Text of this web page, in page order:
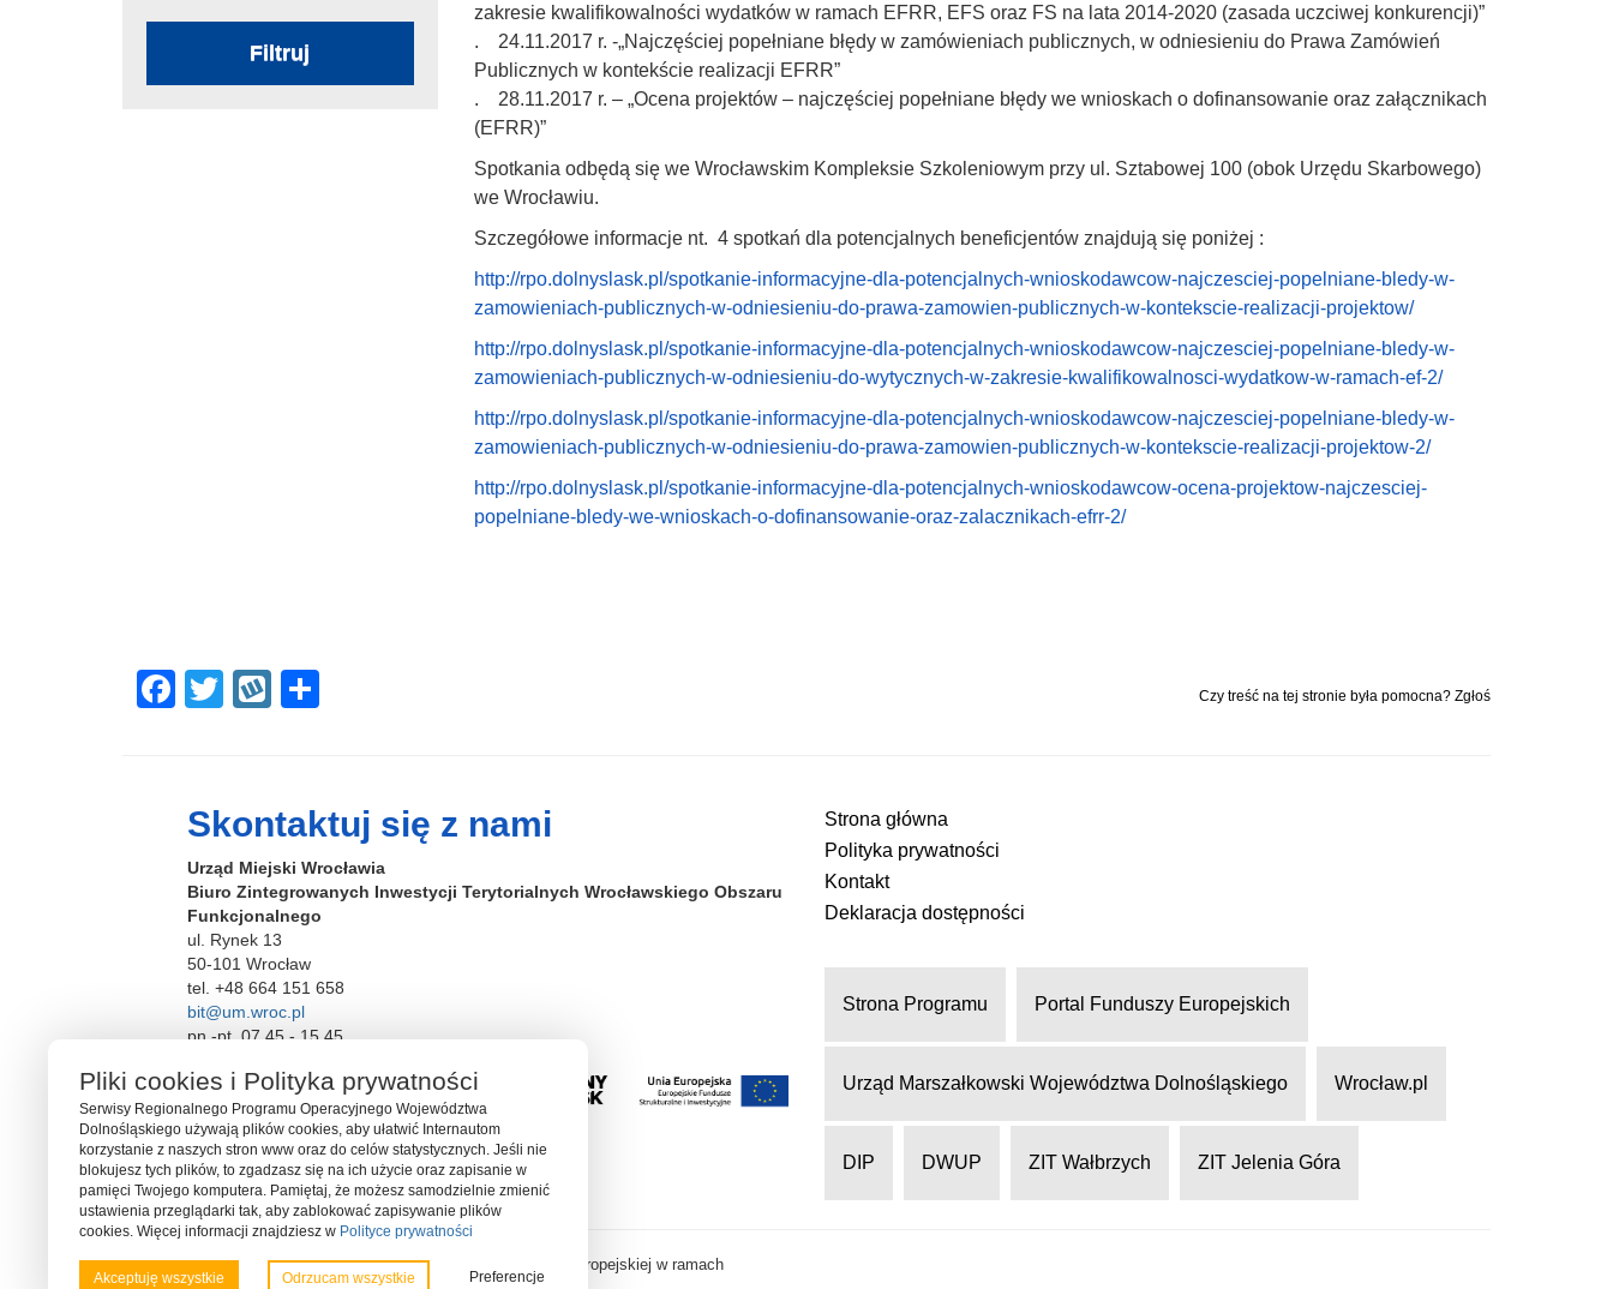
Filtruj
zakresie kwalifikowalności wydatków w ramach EFRR, EFS oraz FS na lata 2014-2020 (zasada uczciwej konkurencji)”
. 24.11.2017 r. -„Najczęściej popełniane błędy w zamówieniach publicznych, w odniesieniu do Prawa Zamówień
Publicznych w kontekście realizacji EFRR”
. 28.11.2017 r. – „Ocena projektów – najczęściej popełniane błędy we wnioskach o dofinansowanie oraz załącznikach
(EFRR)”
Spotkania odbędą się we Wrocławskim Kompleksie Szkoleniowym przy ul. Sztabowej 100 (obok Urzędu Skarbowego)
we Wrocławiu.
Szczegółowe informacje nt. 4 spotkań dla potencjalnych beneficjentów znajdują się poniżej :
http://rpo.dolnyslask.pl/spotkanie-informacyjne-dla-potencjalnych-wnioskodawcow-najczesciej-popelniane-bledy-w-
zamowieniach-publicznych-w-odniesieniu-do-prawa-zamowien-publicznych-w-kontekscie-realizacji-projektow/
http://rpo.dolnyslask.pl/spotkanie-informacyjne-dla-potencjalnych-wnioskodawcow-najczesciej-popelniane-bledy-w-
zamowieniach-publicznych-w-odniesieniu-do-wytycznych-w-zakresie-kwalifikowalnosci-wydatkow-w-ramach-ef-2/
http://rpo.dolnyslask.pl/spotkanie-informacyjne-dla-potencjalnych-wnioskodawcow-najczesciej-popelniane-bledy-w-
zamowieniach-publicznych-w-odniesieniu-do-prawa-zamowien-publicznych-w-kontekscie-realizacji-projektow-2/
http://rpo.dolnyslask.pl/spotkanie-informacyjne-dla-potencjalnych-wnioskodawcow-ocena-projektow-najczesciej-
popelniane-bledy-we-wnioskach-o-dofinansowanie-oraz-zalacznikach-efrr-2/
F
e
b
o
o
k
T
W
p
e
Czy treść na tej stronie była pomocna? Zgłoś
Skontaktuj się z nami
Urząd Miejski Wrocławia
Biuro Zintegrowanych Inwestycji Terytorialnych Wrocławskiego Obszaru
Funkcjonalnego
ul. Rynek 13
50-101 Wrocław
tel. +48 664 151 658
bit@um.wroc.pl
pn.-pt. 07.45 - 15.45
Strona główna
Polityka prywatności
Kontakt
Deklaracja dostępności
Strona Programu Portal Funduszy Europejskich
Urząd Marszałkowski Województwa Dolnośląskiego Wrocław.pl
DIP DWUP ZIT Wałbrzych ZIT Jelenia Góra
Serwis współfinansowany ze środków Funduszu Spójności Unii Europejskiej w ramach
Pliki cookies i Polityka prywatności
Serwisy Regionalnego Programu Operacyjnego Województwa
Dolnośląskiego używają plików cookies, aby ułatwić Internautom
korzystanie z naszych stron www oraz do celów statystycznych. Jeśli nie
blokujesz tych plików, to zgadzasz się na ich użycie oraz zapisanie w
pamięci Twojego komputera. Pamiętaj, że możesz samodzielnie zmienić
ustawienia przeglądarki tak, aby zablokować zapisywanie plików
cookies. Więcej informacji znajdziesz w Polityce prywatności
Akceptuję wszystkie Odrzucam wszystkie Preferencje